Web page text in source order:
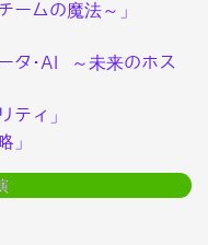
ームの魔法～」
タ･AI ～未来のホス
ティ」
」